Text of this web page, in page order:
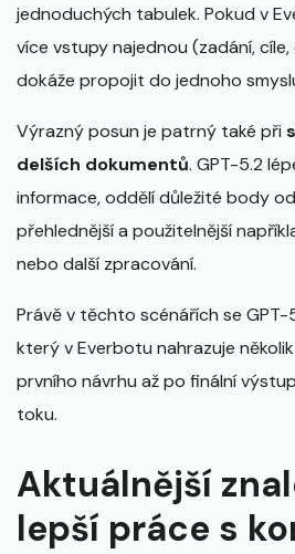
jednoduchých tabulek. Pokud v
více vstupy najednou (zadání, cíle,
dokáže propojit do jednoho
Výrazný posun je patrný také při
delších dokumentů. GPT-5.2
informace, oddělí důležité body
přehlednější a použitelnější
nebo další zpracování.
Právě v těchto scénářích se
který v Everbotu nahrazuje
prvního návrhu až po finální
toku.
Aktuálnější
lepší práce s